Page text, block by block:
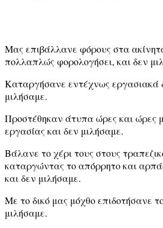
Μας επιβάλλανε φόρους στα
πολλαπλώς φορολογήσει, και δεν
Καταργήσανε εντέχνως εργασιακά
μιλήσαμε.
Προστέθηκαν άτυπα ώρες και ώρες
εργασίας και δεν μιλήσαμε.
Βάλανε το χέρι τους στους
καταργώντας το απόρρητο και
και δεν μιλήσαμε.
Με το δικό μας μόχθο επιδοτήσανε
μιλήσαμε.